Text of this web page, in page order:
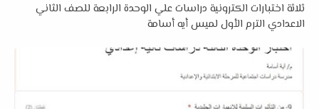
ثلاثة اختبارات الكترونية دراسات علي الوحدة الرابعة للصف الثاني
الاعدادي الترم الأول لميس أيه أسامة